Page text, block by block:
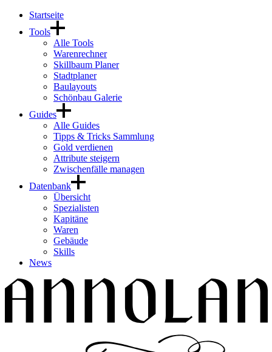
Startseite
Tools
Alle Tools
Warenrechner
Skillbaum Planer
Stadtplaner
Baulayouts
Schönbau Galerie
Guides
Alle Guides
Tipps & Tricks Sammlung
Gold verdienen
Attribute steigern
Zwischenfälle managen
Datenbank
Übersicht
Spezialisten
Kapitäne
Waren
Gebäude
Skills
News